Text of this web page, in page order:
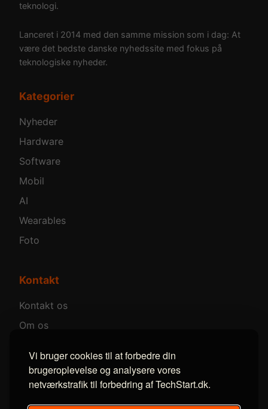
Vi bruger cookies til at forbedre din
brugeroplevelse og analysere vores
netværkstrafik til forbedring af TechStart.dk.
teknologi.
Lanceret i 2014 med den samme mission som i dag: At
være det bedste danske nyhedssite med fokus på
teknologiske nyheder.
Kategorier
Nyheder
Hardware
Software
Mobil
AI
Wearables
Foto
Kontakt
Kontakt os
Om os
Følg os